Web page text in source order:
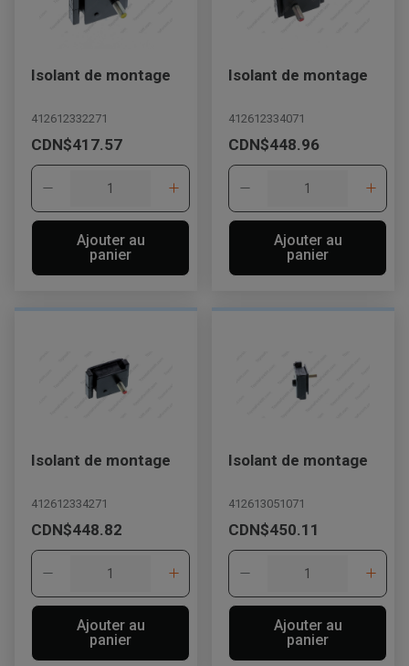
Appelez maintenant
Veuillez mettre à jour le code postal 'Livrer à' dans le volet de
Isolant de montage
412612332271
CDN$417.57
Ajouter au
panier
Isolant de montage
412612334071
CDN$448.96
Ajouter au
panier
Isolant de montage
412612334271
CDN$448.82
Ajouter au
panier
Isolant de montage
412613051071
CDN$450.11
Ajouter au
panier